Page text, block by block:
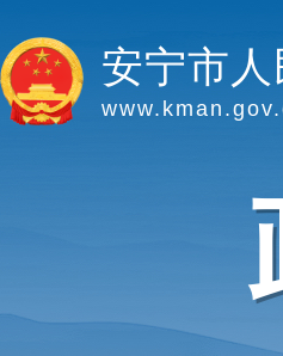
安宁市